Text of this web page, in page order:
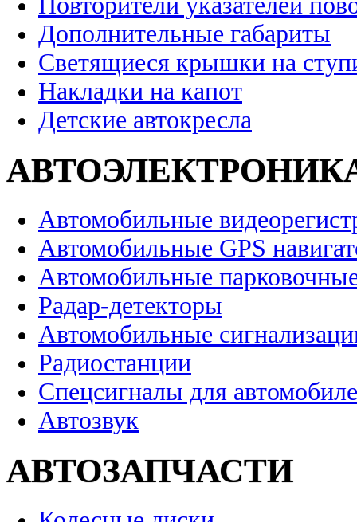
Дополнительные габариты
Светящиеся крышки на
Накладки на капот
Детские автокресла
Автомобильные
Автомобильные GPS
Автомобильные
Радар-детекторы
Автомобильные
Радиостанции
Спецсигналы для
Автозвук
АВТОЗАПЧАСТИ